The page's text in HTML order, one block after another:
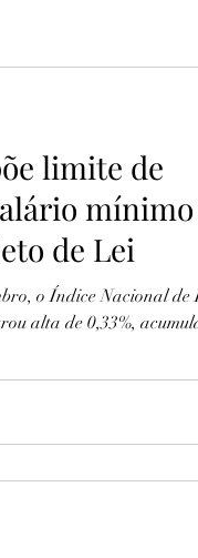
limite de
mínimo
de Lei
o Índice Nacional de
alta de 0,33%,